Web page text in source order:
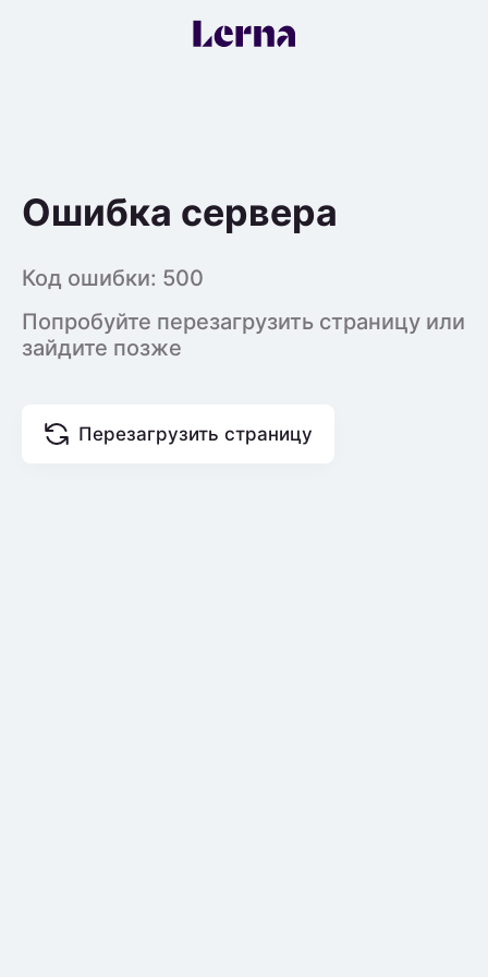
Ошибка сервера
Код ошибки: 500
Попробуйте перезагрузить страницу или
зайдите позже
Перезагрузить страницу